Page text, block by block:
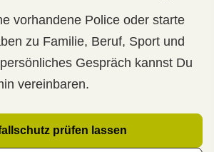
vorhandene Police oder starte
zu Familie, Beruf, Sport und
Gespräch kannst Du
ver­ein­baren.
prüfen lassen